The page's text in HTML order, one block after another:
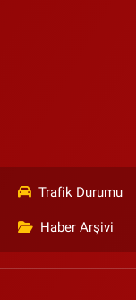
Trafik Durumu
Haber Arşivi